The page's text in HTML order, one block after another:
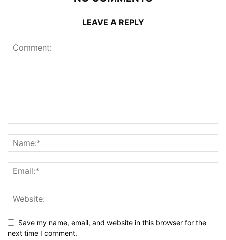
LEAVE A REPLY
Save my name, email, and website in this browser for the
next time I comment.